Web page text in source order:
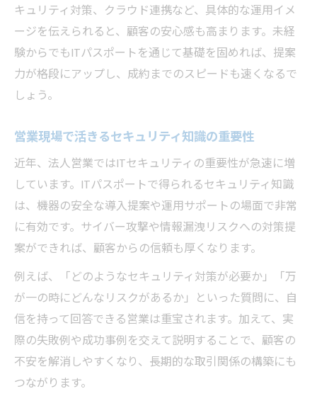
キュリティ対策、クラウド連携など、具体的な運用イメ
ージを伝えられると、顧客の安心感も高まります。未経
験からでもITパスポートを通じて基礎を固めれば、提案
力が格段にアップし、成約までのスピードも速くなるで
しょう。
営業現場で活きるセキュリティ知識の重要性
近年、法人営業ではITセキュリティの重要性が急速に増
しています。ITパスポートで得られるセキュリティ知識
は、機器の安全な導入提案や運用サポートの場面で非常
に有効です。サイバー攻撃や情報漏洩リスクへの対策提
案ができれば、顧客からの信頼も厚くなります。
例えば、「どのようなセキュリティ対策が必要か」「万
が一の時にどんなリスクがあるか」といった質問に、自
信を持って回答できる営業は重宝されます。加えて、実
際の失敗例や成功事例を交えて説明することで、顧客の
不安を解消しやすくなり、長期的な取引関係の構築にも
つながります。